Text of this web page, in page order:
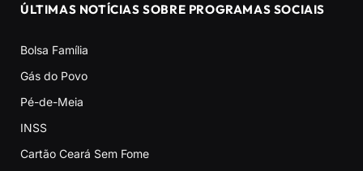
ÚLTIMAS NOTÍCIAS SOBRE PROGRAMAS SOCIAIS
Bolsa Família
Gás do Povo
Pé-de-Meia
INSS
Cartão Ceará Sem Fome